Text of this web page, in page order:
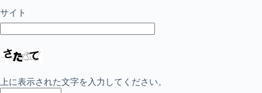
サイト
上に表示された文字を入力してください。